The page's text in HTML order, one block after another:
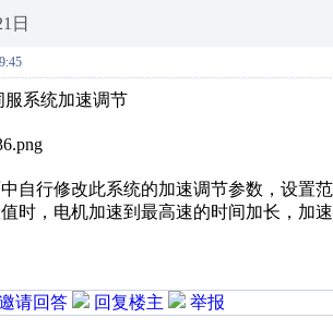
日
服系统加速调节
自行修改此系统的加速调节参数，设置
时，电机加速到最高速的时间加长，加
请回答 回复楼主 举报